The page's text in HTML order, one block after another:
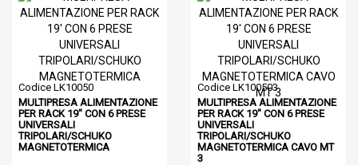
Codice LK10050
MULTIPRESA ALIMENTAZIONE
PER RACK 19" CON 6 PRESE
UNIVERSALI
TRIPOLARI/SCHUKO
MAGNETOTERMICA
Codice LK100503
MULTIPRESA ALIMENTAZIONE
PER RACK 19" CON 6 PRESE
UNIVERSALI
TRIPOLARI/SCHUKO
MAGNETOTERMICA CAVO MT
3